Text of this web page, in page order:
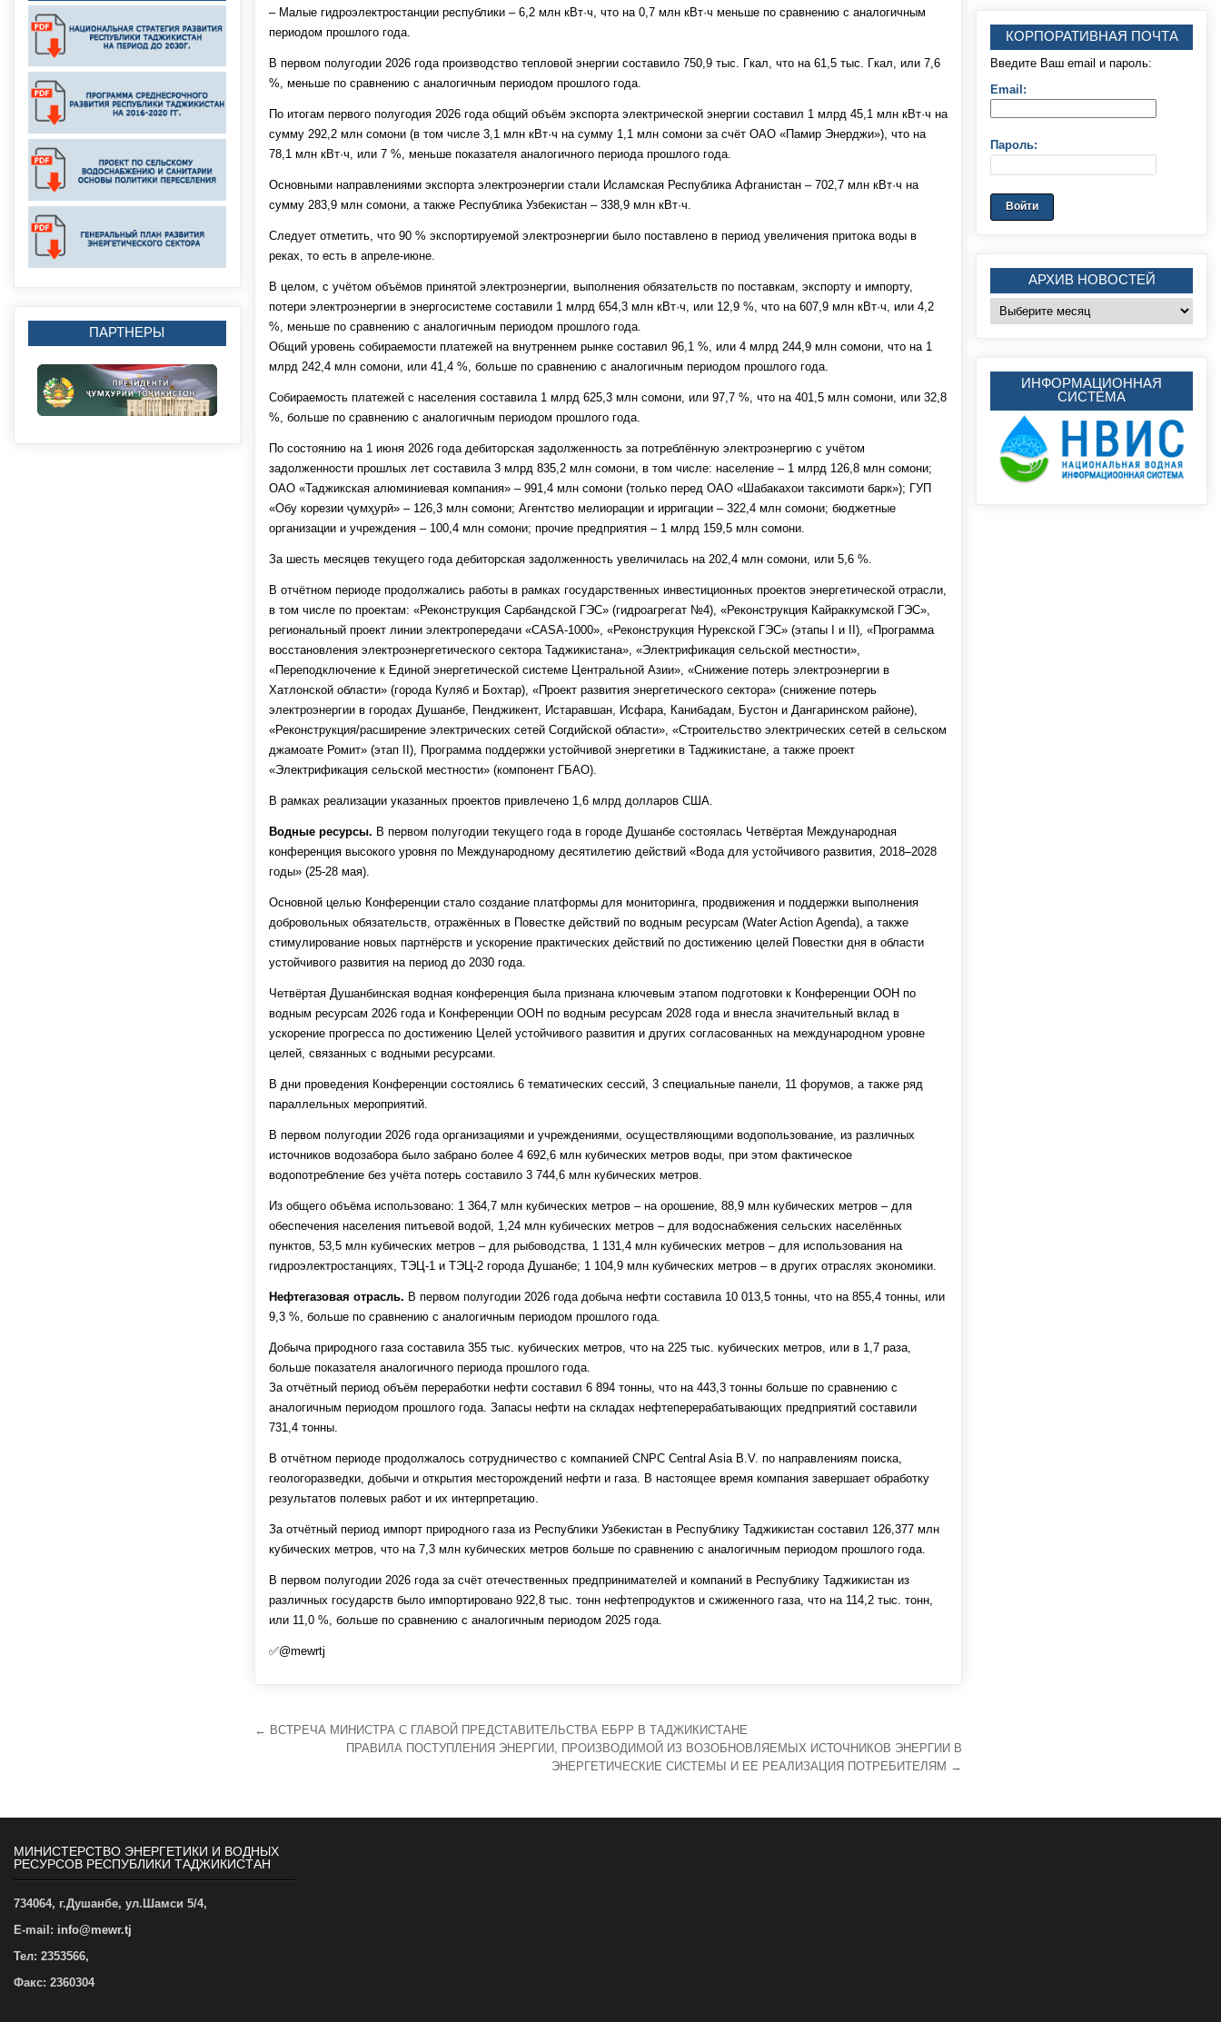
– Малые гидроэлектростанции республики – 6,2 млн кВт·ч, что на 0,7 млн кВт·ч меньше по сравнению с аналогичным
периодом прошлого года.
В первом полугодии 2026 года производство тепловой энергии составило 750,9 тыс. Гкал, что на 61,5 тыс. Гкал, или 7,6
%, меньше по сравнению с аналогичным периодом прошлого года.
По итогам первого полугодия 2026 года общий объём экспорта электрической энергии составил 1 млрд 45,1 млн кВт·ч на
сумму 292,2 млн сомони (в том числе 3,1 млн кВт·ч на сумму 1,1 млн сомони за счёт ОАО «Памир Энерджи»), что на
78,1 млн кВт·ч, или 7 %, меньше показателя аналогичного периода прошлого года.
Основными направлениями экспорта электроэнергии стали Исламская Республика Афганистан – 702,7 млн кВт·ч на
сумму 283,9 млн сомони, а также Республика Узбекистан – 338,9 млн кВт·ч.
Следует отметить, что 90 % экспортируемой электроэнергии было поставлено в период увеличения притока воды в
реках, то есть в апреле-июне.
В целом, с учётом объёмов принятой электроэнергии, выполнения обязательств по поставкам, экспорту и импорту,
потери электроэнергии в энергосистеме составили 1 млрд 654,3 млн кВт·ч, или 12,9 %, что на 607,9 млн кВт·ч, или 4,2
%, меньше по сравнению с аналогичным периодом прошлого года.
Общий уровень собираемости платежей на внутреннем рынке составил 96,1 %, или 4 млрд 244,9 млн сомони, что на 1
млрд 242,4 млн сомони, или 41,4 %, больше по сравнению с аналогичным периодом прошлого года.
Собираемость платежей с населения составила 1 млрд 625,3 млн сомони, или 97,7 %, что на 401,5 млн сомони, или 32,8
%, больше по сравнению с аналогичным периодом прошлого года.
По состоянию на 1 июня 2026 года дебиторская задолженность за потреблённую электроэнергию с учётом
задолженности прошлых лет составила 3 млрд 835,2 млн сомони, в том числе: население – 1 млрд 126,8 млн сомони;
ОАО «Таджикская алюминиевая компания» – 991,4 млн сомони (только перед ОАО «Шабакахои таксимоти барк»); ГУП
«Обу корезии ҷумҳурӣ» – 126,3 млн сомони; Агентство мелиорации и ирригации – 322,4 млн сомони; бюджетные
организации и учреждения – 100,4 млн сомони; прочие предприятия – 1 млрд 159,5 млн сомони.
За шесть месяцев текущего года дебиторская задолженность увеличилась на 202,4 млн сомони, или 5,6 %.
В отчётном периоде продолжались работы в рамках государственных инвестиционных проектов энергетической отрасли,
в том числе по проектам: «Реконструкция Сарбандской ГЭС» (гидроагрегат №4), «Реконструкция Кайраккумской ГЭС»,
региональный проект линии электропередачи «CASA-1000», «Реконструкция Нурекской ГЭС» (этапы I и II), «Программа
восстановления электроэнергетического сектора Таджикистана», «Электрификация сельской местности»,
«Переподключение к Единой энергетической системе Центральной Азии», «Снижение потерь электроэнергии в
Хатлонской области» (города Куляб и Бохтар), «Проект развития энергетического сектора» (снижение потерь
электроэнергии в городах Душанбе, Пенджикент, Истаравшан, Исфара, Канибадам, Бустон и Дангаринском районе),
«Реконструкция/расширение электрических сетей Согдийской области», «Строительство электрических сетей в сельском
джамоате Ромит» (этап II), Программа поддержки устойчивой энергетики в Таджикистане, а также проект
«Электрификация сельской местности» (компонент ГБАО).
В рамках реализации указанных проектов привлечено 1,6 млрд долларов США.
Водные ресурсы. В первом полугодии текущего года в городе Душанбе состоялась Четвёртая Международная
конференция высокого уровня по Международному десятилетию действий «Вода для устойчивого развития, 2018–2028
годы» (25-28 мая).
Основной целью Конференции стало создание платформы для мониторинга, продвижения и поддержки выполнения
добровольных обязательств, отражённых в Повестке действий по водным ресурсам (Water Action Agenda), а также
стимулирование новых партнёрств и ускорение практических действий по достижению целей Повестки дня в области
устойчивого развития на период до 2030 года.
Четвёртая Душанбинская водная конференция была признана ключевым этапом подготовки к Конференции ООН по
водным ресурсам 2026 года и Конференции ООН по водным ресурсам 2028 года и внесла значительный вклад в
ускорение прогресса по достижению Целей устойчивого развития и других согласованных на международном уровне
целей, связанных с водными ресурсами.
В дни проведения Конференции состоялись 6 тематических сессий, 3 специальные панели, 11 форумов, а также ряд
параллельных мероприятий.
В первом полугодии 2026 года организациями и учреждениями, осуществляющими водопользование, из различных
источников водозабора было забрано более 4 692,6 млн кубических метров воды, при этом фактическое
водопотребление без учёта потерь составило 3 744,6 млн кубических метров.
Из общего объёма использовано: 1 364,7 млн кубических метров – на орошение, 88,9 млн кубических метров – для
обеспечения населения питьевой водой, 1,24 млн кубических метров – для водоснабжения сельских населённых
пунктов, 53,5 млн кубических метров – для рыбоводства, 1 131,4 млн кубических метров – для использования на
гидроэлектростанциях, ТЭЦ-1 и ТЭЦ-2 города Душанбе; 1 104,9 млн кубических метров – в других отраслях экономики.
Нефтегазовая отрасль. В первом полугодии 2026 года добыча нефти составила 10 013,5 тонны, что на 855,4 тонны, или
9,3 %, больше по сравнению с аналогичным периодом прошлого года.
Добыча природного газа составила 355 тыс. кубических метров, что на 225 тыс. кубических метров, или в 1,7 раза,
больше показателя аналогичного периода прошлого года.
За отчётный период объём переработки нефти составил 6 894 тонны, что на 443,3 тонны больше по сравнению с
аналогичным периодом прошлого года. Запасы нефти на складах нефтеперерабатывающих предприятий составили
731,4 тонны.
В отчётном периоде продолжалось сотрудничество с компанией CNPC Central Asia B.V. по направлениям поиска,
геологоразведки, добычи и открытия месторождений нефти и газа. В настоящее время компания завершает обработку
результатов полевых работ и их интерпретацию.
За отчётный период импорт природного газа из Республики Узбекистан в Республику Таджикистан составил 126,377 млн
кубических метров, что на 7,3 млн кубических метров больше по сравнению с аналогичным периодом прошлого года.
В первом полугодии 2026 года за счёт отечественных предпринимателей и компаний в Республику Таджикистан из
различных государств было импортировано 922,8 тыс. тонн нефтепродуктов и сжиженного газа, что на 114,2 тыс. тонн,
или 11,0 %, больше по сравнению с аналогичным периодом 2025 года.
✅@mewrtj
Навигация
← ВСТРЕЧА МИНИСТРА С ГЛАВОЙ ПРЕДСТАВИТЕЛЬСТВА ЕБРР В ТАДЖИКИСТАНЕ
ПРАВИЛА ПОСТУПЛЕНИЯ ЭНЕРГИИ, ПРОИЗВОДИМОЙ ИЗ ВОЗОБНОВЛЯЕМЫХ ИСТОЧНИКОВ ЭНЕРГИИ В
ЭНЕРГЕТИЧЕСКИЕ СИСТЕМЫ И ЕЕ РЕАЛИЗАЦИЯ ПОТРЕБИТЕЛЯМ →
ПАРТНЕРЫ
КОРПОРАТИВНАЯ ПОЧТА
Введите Ваш email и пароль:
Email:
Пароль:
АРХИВ НОВОСТЕЙ
Архив
новостей
ИНФОРМАЦИОННАЯ
СИСТЕМА
МИНИСТЕРСТВО ЭНЕРГЕТИКИ И ВОДНЫХ
РЕСУРСОВ РЕСПУБЛИКИ ТАДЖИКИСТАН
734064, г.Душанбе, ул.Шамси 5/4,
E-mail: info@mewr.tj
Тел: 2353566,
Факс: 2360304